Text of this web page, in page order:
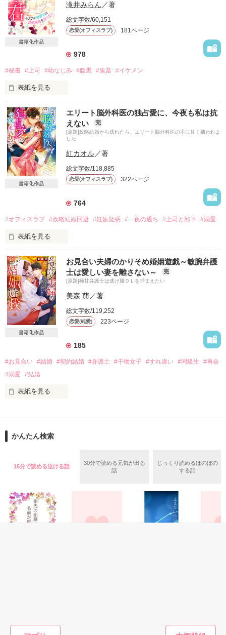
書籍化作品
滝井みらん／著
総文字数/60,151
恋愛(オフィスラブ) 181ページ
978
#秘書 #上司 #幼なじみ #腹黒 #鬼畜 #イケメン
表紙を見る
お局を怒らせると怖い。
それは、秘書室の人間なら誰でも知っている。
だが、怒らせて異動になる馬鹿な人間もいる。
ﾊﾔｾﾙﾘ
早瀬 瑠璃（♀）　　　　　　秘書
×
有栖川 誉（♂）　　　　　海外企画室　室長代理
異動先の上司は悪魔な幼なじみだった。
腹黒で鬼畜な上司からあなたは逃げられますか？
2014.6.27～2014.7.18
  ☆阿川さま、HwanheeｰMさま、
作品を読む
書籍化作品
エリート脳外科医の独占愛に、今夜も私は抗
えない
完
[原題]政略結婚から逃れたら、エリート脳外科医の手に甘く捕われま
した
紅カオル／著
総文字数/118,885
恋愛(オフィスラブ) 322ページ
764
#オフィスラブ #政略結婚回避 #妊娠疑惑 #一夜の過ち #上司と部下 #溺愛
表紙を見る
愛のない結婚をする前に
ひとときだけでも好きな人と結ばれたい
たとえそれが、たった一度きりだとしても
願った相手と一夜の過ちを犯した楓だったが……
真面目な医療秘書
エリート脳外科医
通い合う心と裏腹に
家族を巻き込んだ過去が
書籍化作品
お見合い夫婦のかりそめ婚姻遊戯～敏腕弁護
士は愛しい妻を離さない～
完
[原題]極甘弁護士は逃げ腰ＯＬを捕まえたい
美森 萠／著
総文字数/119,252
恋愛(純愛) 223ページ
185
#お見合い #結婚 #契約結婚 #弁護士 #干物女子 #すれ違い #同級生
#再会
#溺愛 #結婚
表紙を見る
最後までお付き合いくださり、ありがとうございました。
⁂ベリーズ文庫9月刊にて書籍化していただけることになりまし
夢は囲碁のプロ棋士、夢破れ今は平凡な庶務係ＯＬ
清家　夏美（28）
かんたん検索
15分で読める泣ける話
30分で読める元気が出る
話
じっくり読めるほのぼの
する話